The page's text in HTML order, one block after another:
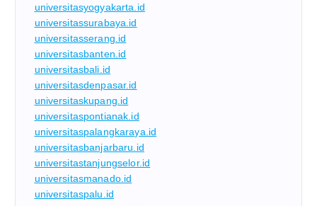
universitasyogyakarta.id
universitassurabaya.id
universitasserang.id
universitasbanten.id
universitasbali.id
universitasdenpasar.id
universitaskupang.id
universitaspontianak.id
universitaspalangkaraya.id
universitasbanjarbaru.id
universitastanjungselor.id
universitasmanado.id
universitaspalu.id